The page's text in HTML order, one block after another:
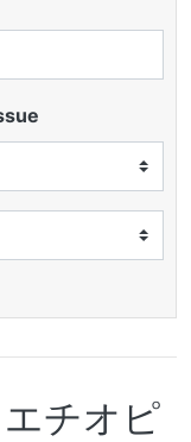
チオピ